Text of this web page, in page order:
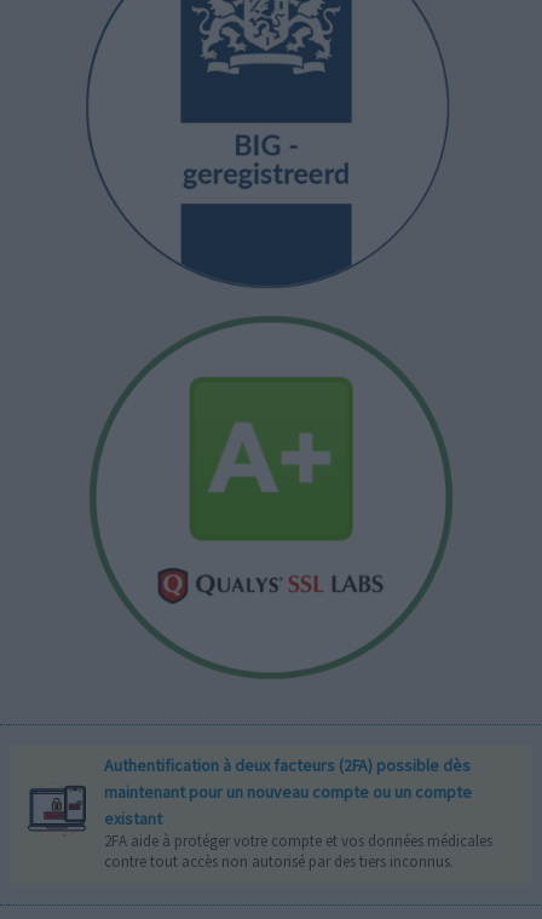
Authentification à deux facteurs (2FA) possible dès
maintenant pour un nouveau compte ou un compte
existant
2FA aide à protéger votre compte et vos données médicales
contre tout accès non autorisé par des tiers inconnus.